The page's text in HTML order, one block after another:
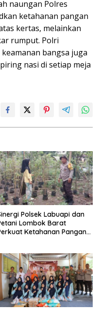
naungan Polres
ketahanan pangan
kertas, melainkan
rumput. Polri
bangsa juga
nasi di setiap meja
Polsek Labuapi dan
Lombok Barat
Ketahanan Pangan